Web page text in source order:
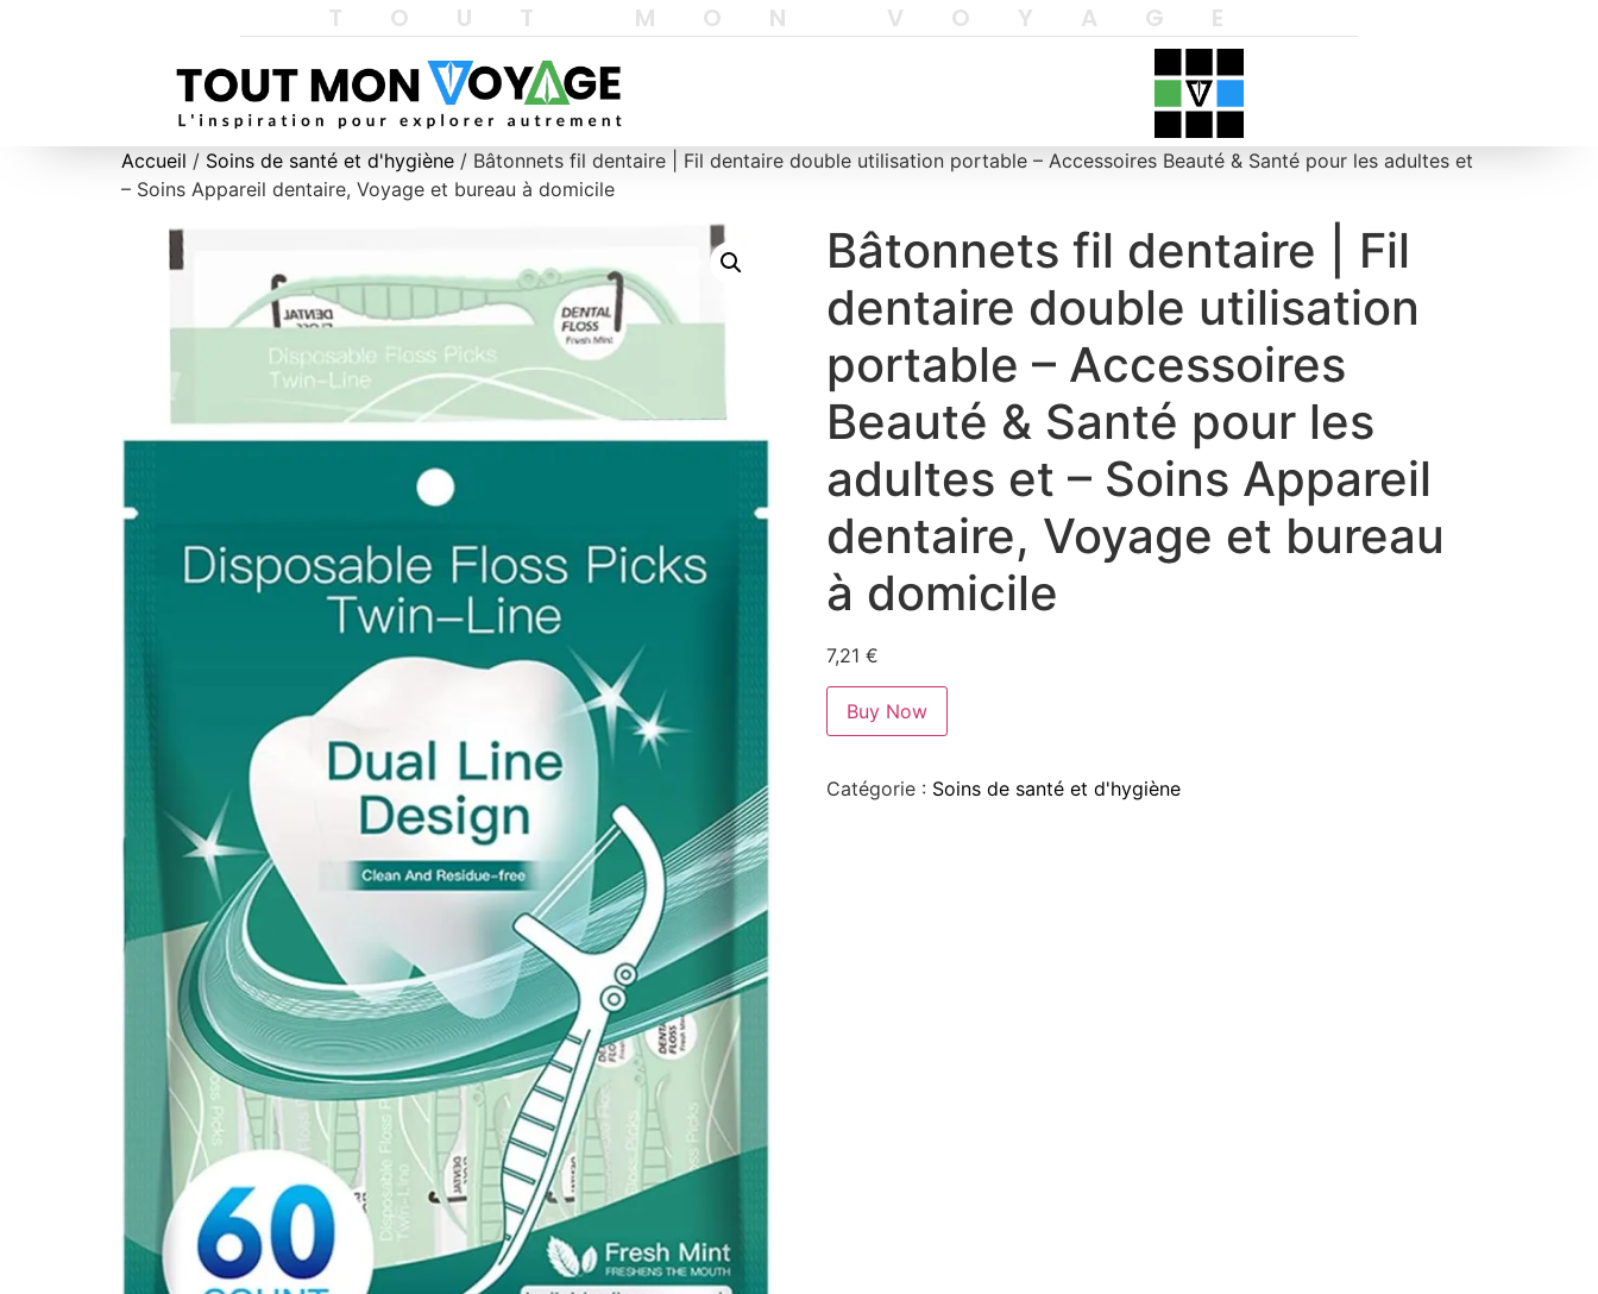
TOUT MON VOYAGE
Accueil / Soins de santé et d'hygiène / Bâtonnets fil dentaire | Fil dentaire double utilisation portable – Accessoires Beauté & Santé pour les adultes et
– Soins Appareil dentaire, Voyage et bureau à domicile
Bâtonnets fil dentaire | Fil
dentaire double utilisation
portable – Accessoires
Beauté & Santé pour les
adultes et – Soins Appareil
dentaire, Voyage et bureau
à domicile
7,21 €
Buy Now
Catégorie : Soins de santé et d'hygiène